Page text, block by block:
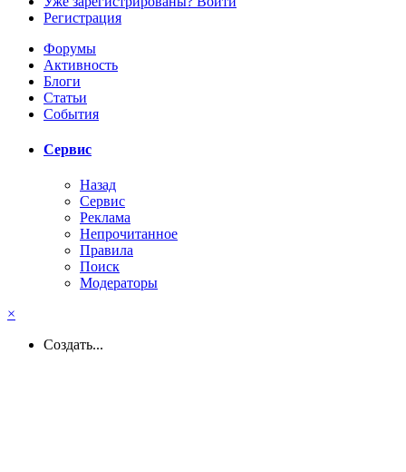
Регистрация
Форумы
Активность
Блоги
Статьи
События
Сервис
Назад
Сервис
Реклама
Непрочитанное
Правила
Поиск
Модераторы
×
Создать...